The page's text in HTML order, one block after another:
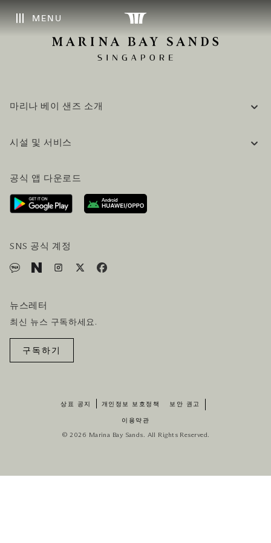
MENU
마리나 베이 샌즈 소개
채용 / 커리어
문의하기
시설 및 서비스
방문 계획
오시는길
방문객 서비스
공식 앱 다운로드
SNS 공식 계정
뉴스레터
최신 뉴스 구독하세요.
구독하기
상표 공지 개인정보 보호정책 보안 권고
이용약관
© 2026 Marina Bay Sands. All Rights Reserved.